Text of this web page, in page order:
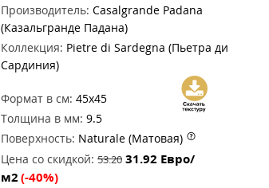
Производитель: Casalgrande Padana
(Казальгранде Падана)
Коллекция: Pietre di Sardegna (Пьетра ди
Сардиния)
Формат в см: 45x45
Толщина в мм: 9.5
Поверхность: Naturale (Матовая)
Цена со скидкой: 53.20 31.92 Евро/
м2(-40%)